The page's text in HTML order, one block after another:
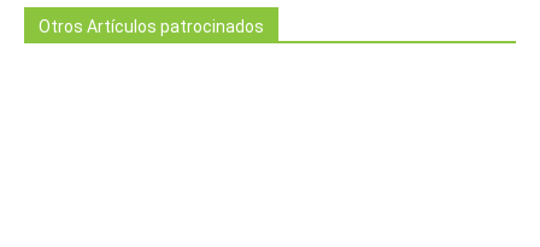
Otros Artículos patrocinados